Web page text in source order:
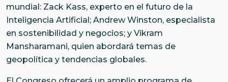
mundial: Zack Kass, experto en el futuro de la
Inteligencia Artificial; Andrew Winston, especialista
en sostenibilidad y negocios; y Vikram
Mansharamani, quien abordará temas de
geopolítica y tendencias globales.